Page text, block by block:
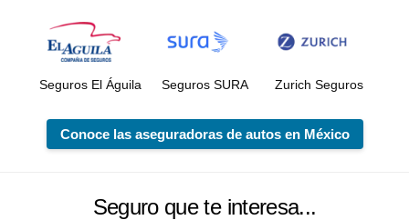
Seguros El Águila Seguros SURA Zurich Seguros
Conoce las aseguradoras de autos en México
Seguro que te interesa...